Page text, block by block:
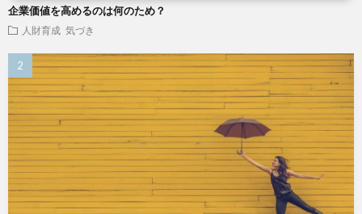
企業価値を高めるのは何のため？
人財育成 気づき